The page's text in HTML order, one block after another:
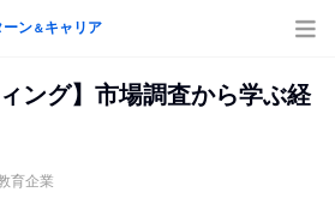
ーン＆キャリア
ング】市場調査から学ぶ経
育企業